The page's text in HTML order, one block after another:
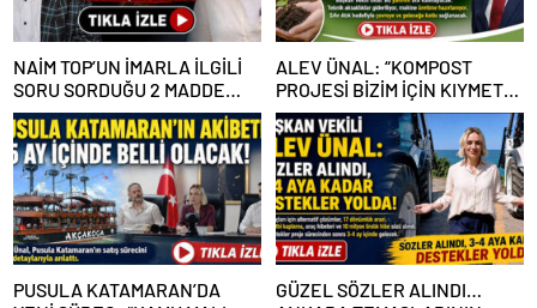
NAİM TOP’UN İMARLA İLGİLİ
SORU SORDUĞU 2 MADDE
GERİ ÇEKİLDİ
ALEV ÜNAL: “KOMPOST
PROJESİ BİZİM İÇİN KIYMETLİ,
ÜRETİME GEÇECEĞİZ”
PUSULA KATAMARAN’DA
GÜZEL SÖZLER ALINDI…